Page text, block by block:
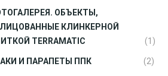
ОБЪЕКТЫ,
КЛИНКЕРНОЙ
TERRAMATIC
(1)
И ПАРАПЕТЫ ППК (2)